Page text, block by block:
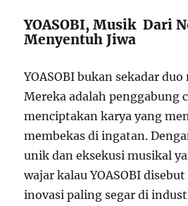
YOASOBI, Musik Dari
Menyentuh Jiwa
YOASOBI bukan sekadar
Mereka adalah penggabung
menciptakan karya yang
membekas di ingatan.
unik dan eksekusi musikal
wajar kalau YOASOBI
inovasi paling segar di